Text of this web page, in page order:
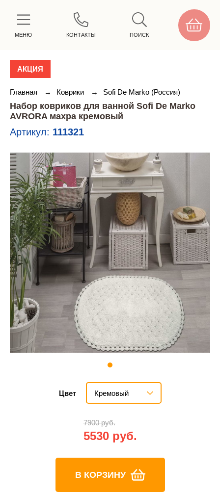
МЕНЮ КОНТАКТЫ ПОИСК
АКЦИЯ
Главная → Коврики → Sofi De Marko (Россия)
Набор ковриков для ванной Sofi De Marko
AVRORA махра кремовый
Артикул: 111321
Цвет Кремовый
7900 руб.
5530 руб.
В КОРЗИНУ